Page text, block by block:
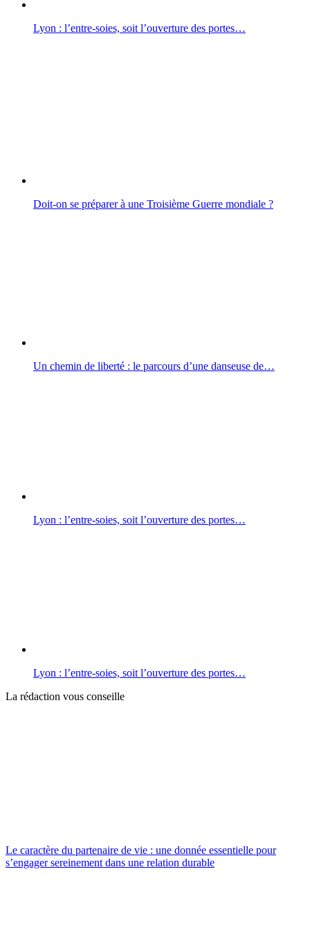
Lyon : l’entre-soies, soit l’ouverture des portes…
Doit-on se préparer à une Troisième Guerre mondiale ?
Un chemin de liberté : le parcours d’une danseuse de…
Lyon : l’entre-soies, soit l’ouverture des portes…
Lyon : l’entre-soies, soit l’ouverture des portes…
La rédaction vous conseille
Le caractère du partenaire de vie : une donnée essentielle pour
s’engager sereinement dans une relation durable